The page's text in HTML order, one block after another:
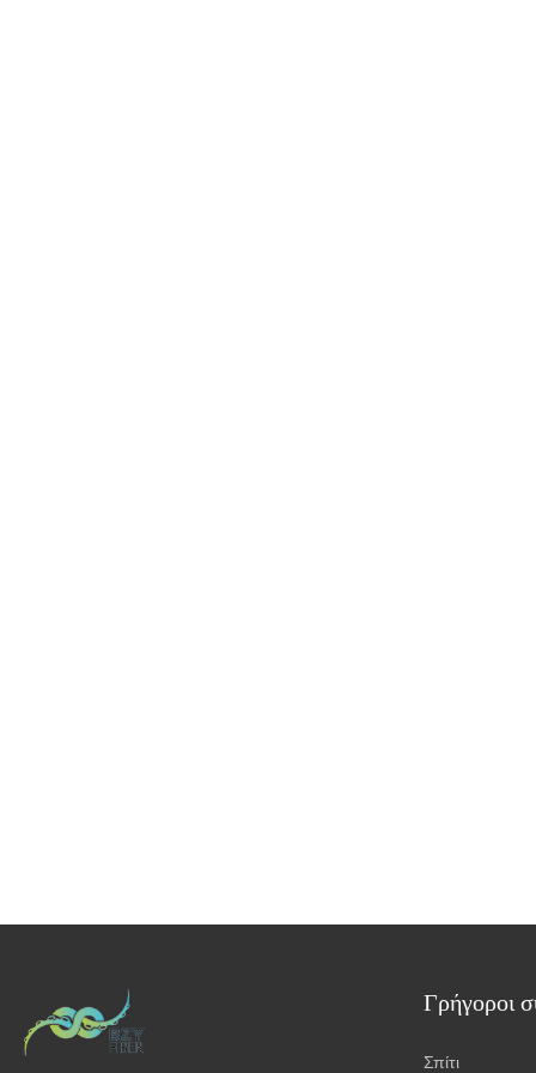
Γρήγοροι
Σπίτι